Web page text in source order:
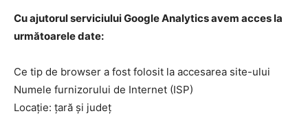
Cu ajutorul serviciului Google Analytics avem acces la
următoarele date:
Ce tip de browser a fost folosit la accesarea site-ului
Numele furnizorului de Internet (ISP)
Locație: țară și județ